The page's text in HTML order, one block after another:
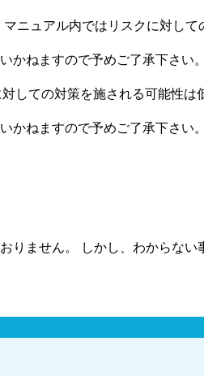
ニュアル内ではリスクに対して
かねますので予めご了承下さい。
しての対策を施される可能性は
かねますので予めご了承下さい。
りません。 しかし、わからない